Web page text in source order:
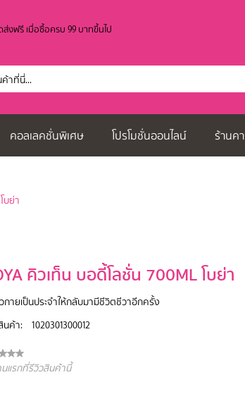
ส่งฟรี เมื่อซื้อครบ 99 บาทขึ้นไป
คอลเลคชั่นพิเศษ โปรโมชั่นออนไลน์ ร้านค
บย่า
คิวเท็น บอดี้โลชั่น 700ML โบย่า
กายเป็นประจำให้กลับมามีชีวิตชีวาอีกครั้ง
นค้า:
1020301300012
นแรกที่รีวิวสินค้านี้